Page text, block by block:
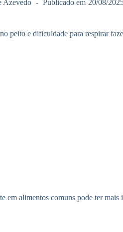
Azevedo Publicado em 20/08/
peito e dificuldade para respirar
em alimentos comuns pode ter